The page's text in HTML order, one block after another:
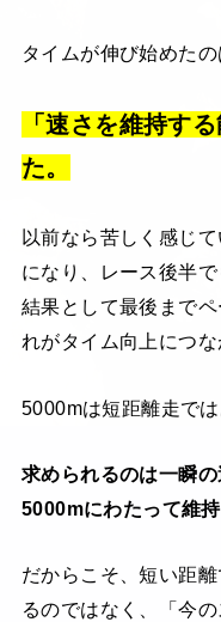
タイムが伸び始めた
「速さを維持す
た。
以前なら苦しく感じ
になり、レース後半
結果として最後まで
れがタイム向上につな
5000mは短距離走では
求められるのは一瞬
5000mにわたって維
だからこそ、短い距
るのではなく、「今